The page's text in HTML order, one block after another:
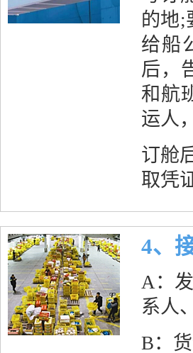
的地;
给船
后，
和航
运人
订舱
取凭
4、
A：
系人
B：